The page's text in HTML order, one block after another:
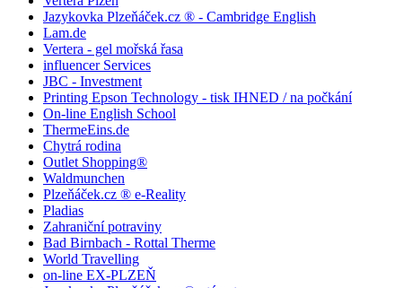
Jazykovka Plzeňáček.cz ® - Cambridge English
Lam.de
Vertera - gel mořská řasa
influencer Services
JBC - Investment
Printing Epson Technology - tisk IHNED / na počkání
On-line English School
ThermeEins.de
Chytrá rodina
Outlet Shopping®
Waldmunchen
Plzeňáček.cz ® e-Reality
Pladias
Zahraniční potraviny
Bad Birnbach - Rottal Therme
World Travelling
on-line EX-PLZEŇ